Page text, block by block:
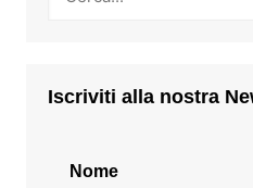
Iscriviti alla nostra
Nome